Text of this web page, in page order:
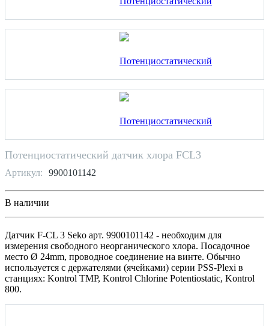
Потенциостатический датчик хлора FCL3
Артикул: 9900101142
В наличии
Датчик F-CL 3 Seko арт. 9900101142 - необходим для
измерения свободного неорганического хлора. Посадочное
место Ø 24mm, проводное соединение на винте. Обычно
используется с держателями (ячейками) серии PSS-Plexi в
станциях: Kontrol TMP, Kontrol Chlorine Potentiostatic, Kontrol
800.